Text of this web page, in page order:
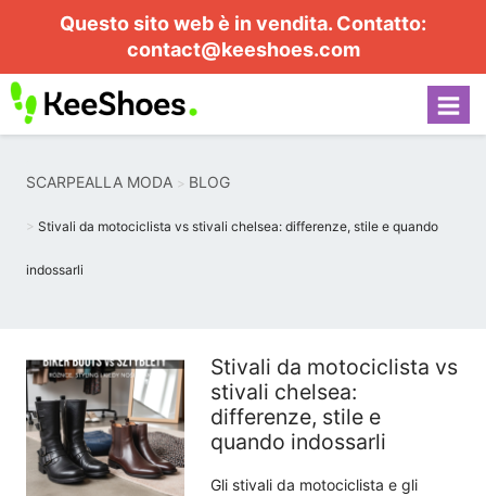
Questo sito web è in vendita. Contatto:
contact@keeshoes.com
SCARPEALLA MODA BLOG
Stivali da motociclista vs stivali chelsea: differenze, stile e quando
indossarli
Stivali da motociclista vs
stivali chelsea:
differenze, stile e
quando indossarli
Gli stivali da motociclista e gli